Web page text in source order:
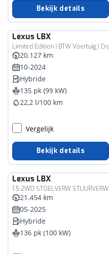
Bekijk details
Lexus LBX
20.127 km
10-2024
Hybride
135 pk (99 kW)
22,2 l/100 km
Vergelijk
Bekijk details
Lexus LBX
21.454 km
05-2025
Hybride
136 pk (100 kW)